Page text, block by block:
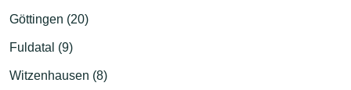
Göttingen (20)
Fuldatal (9)
Witzenhausen (8)